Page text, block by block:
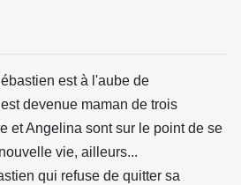
est à l'aube de
devenue maman de trois
et Angelina sont sur le point de se
vie, ailleurs...
qui refuse de quitter sa